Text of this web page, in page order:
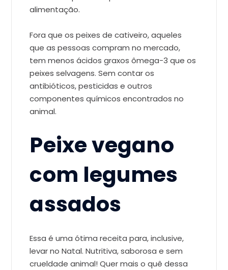
alimentação.
Fora que os peixes de cativeiro, aqueles
que as pessoas compram no mercado,
tem menos ácidos graxos ômega-3 que os
peixes selvagens. Sem contar os
antibióticos, pesticidas e outros
componentes químicos encontrados no
animal.
Peixe vegano
com legumes
assados
Essa é uma ótima receita para, inclusive,
levar no Natal. Nutritiva, saborosa e sem
crueldade animal! Quer mais o quê dessa